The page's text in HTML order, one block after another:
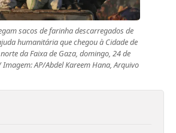
sacos de farinha descarregados de
humanitária que chegou à Cidade de
da Faixa de Gaza, domingo, 24 de
AP/Abdel Kareem Hana, Arquivo